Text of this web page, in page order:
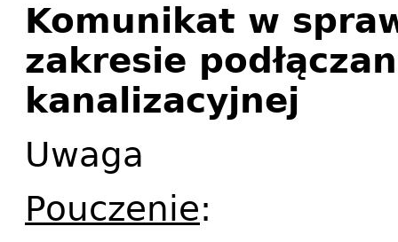
Komunikat w
zakresie
kanalizacyjnej
Uwaga
Pouczenie: